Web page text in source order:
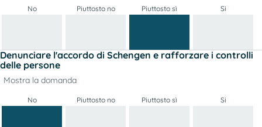
No Piuttosto no Piuttosto sì Si
Denunciare l'accordo di Schengen e rafforzare i controlli
delle persone
Mostra la domanda
No Piuttosto no Piuttosto sì Si